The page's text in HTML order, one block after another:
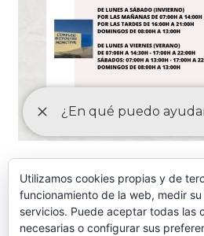
Ordenanza piscina municipal,
otros servicios similares
Utilizamos cookies propias y de
funcionamiento de la web, medir
servicios. Puede aceptar todas las
necesarias o configurar sus